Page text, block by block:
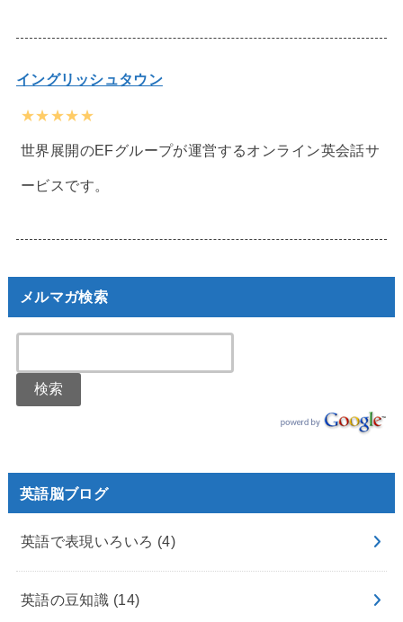
イングリッシュタウン
★★★★★
世界展開のEFグループが運営するオンライン英会話サ
ービスです。
メルマガ検索
英語脳ブログ
英語で表現いろいろ (4)
英語の豆知識 (14)